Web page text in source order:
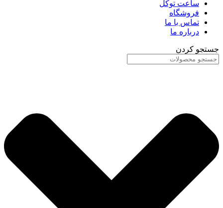
ساعت توکل
فروشگاه
تماس با ما
درباره ما
جستجو کردن